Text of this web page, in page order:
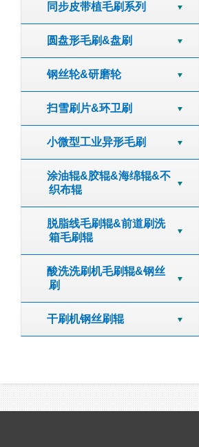
同步皮带植毛刷系列
圆盘形毛刷&盘刷
钢丝轮&研磨轮
扫雪刷片&环卫刷
小微型工业异形毛刷
涂油辊&胶辊&海绵辊&不
织布辊
脱脂线毛刷辊&前道刷洗
箱毛刷辊
酸洗洗刷机毛刷辊&钢丝
刷
干刷机钢丝刷辊